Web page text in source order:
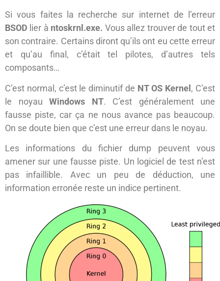
Si vous faites la recherche sur internet de l’erreur
BSOD lier à ntoskrnl.exe. Vous allez trouver de tout et
son contraire. Certains diront qu’ils ont eu cette erreur
et qu’au final, c’était tel pilotes, d’autres tels
composants…
C’est normal, c’est le diminutif de NT OS Kernel, C’est
le noyau Windows NT. C’est généralement une
fausse piste, car ça ne nous avance pas beaucoup.
On se doute bien que c’est une erreur dans le noyau.
Les informations du fichier dump peuvent vous
amener sur une fausse piste. Un logiciel de test n’est
pas infaillible. Avec un peu de déduction, une
information erronée reste un indice pertinent.